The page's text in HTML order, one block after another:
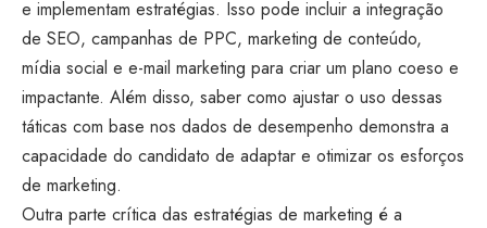
e implementam estratégias. Isso pode incluir a integração
de SEO, campanhas de PPC, marketing de conteúdo,
mídia social e e-mail marketing para criar um plano coeso e
impactante. Além disso, saber como ajustar o uso dessas
táticas com base nos dados de desempenho demonstra a
capacidade do candidato de adaptar e otimizar os esforços
de marketing.
Outra parte crítica das estratégias de marketing é a